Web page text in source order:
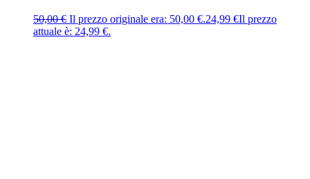
50,00€ Il prezzo originale era: 50,00 €.24,99 €Il prezzo
attuale è: 24,99 €.